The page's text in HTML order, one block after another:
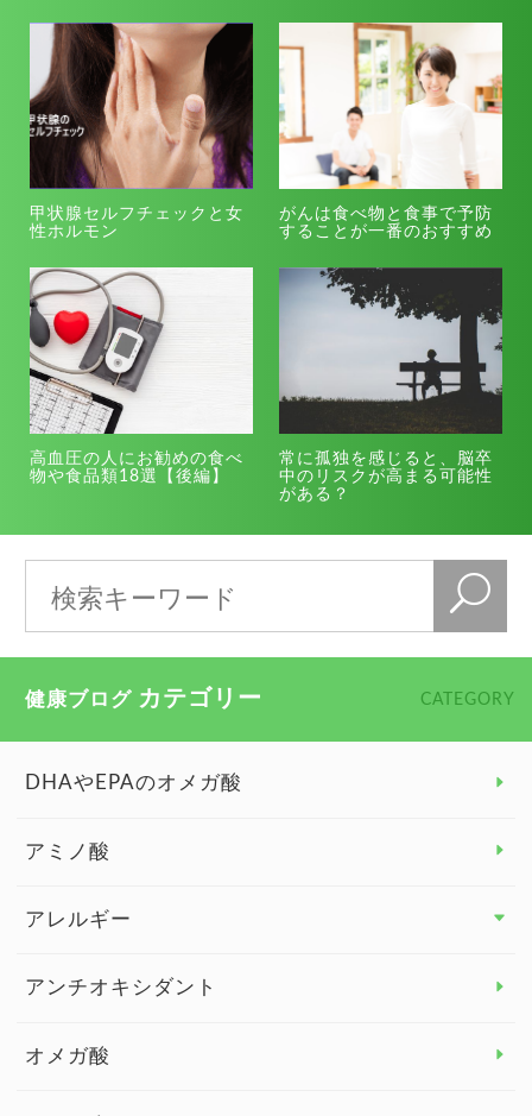
甲状腺セルフチェックと女
性ホルモン
がんは食べ物と食事で予防
することが一番のおすすめ
高血圧の人にお勧めの食べ
物や食品類18選【後編】
常に孤独を感じると、脳卒
中のリスクが高まる可能性
がある？
健康ブログ カテゴリー CATEGORY
DHAやEPAのオメガ酸
アミノ酸
アレルギー
アレルギー トップ
アンチオキシダント
オメガ酸